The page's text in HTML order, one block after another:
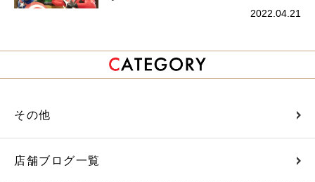
2022.04.21
その他
店舗ブログ一覧